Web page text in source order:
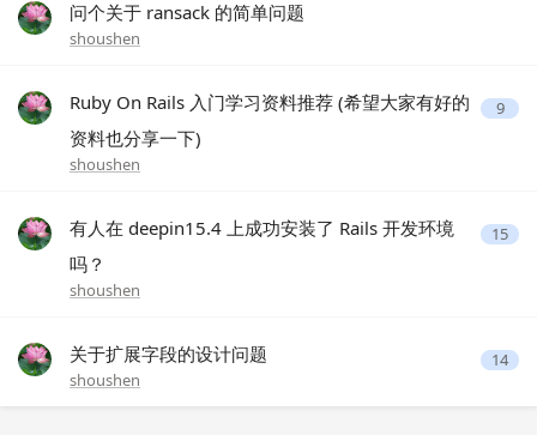
问个关于 ransack 的简单问题
shoushen
Ruby On Rails 入门学习资料推荐 (希望大家有好的
资料也分享一下)
shoushen
9
有人在 deepin15.4 上成功安装了 Rails 开发环境
吗？
shoushen
15
关于扩展字段的设计问题
shoushen
14